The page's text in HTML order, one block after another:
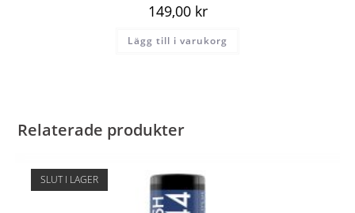
149,00 kr
Lägg till i varukorg
Relaterade produkter
SLUT I LAGER